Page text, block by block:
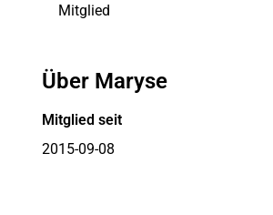
Mitglied
Über Maryse
Mitglied seit
2015-09-08